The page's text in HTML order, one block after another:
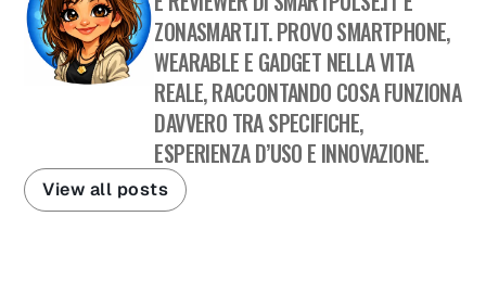
ZONASMART.IT. PROVO SMARTPHONE,
WEARABLE E GADGET NELLA VITA
REALE, RACCONTANDO COSA FUNZIONA
DAVVERO TRA SPECIFICHE,
ESPERIENZA D’USO E INNOVAZIONE.
View all posts